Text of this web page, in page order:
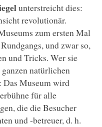
unterstreicht dies:
revolutionär.
zum ersten Mal
und zwar so,
und Tricks. Wer sie
natürlichen
Das Museum wird
für alle
die die Besucher
und -betreuer, d. h.